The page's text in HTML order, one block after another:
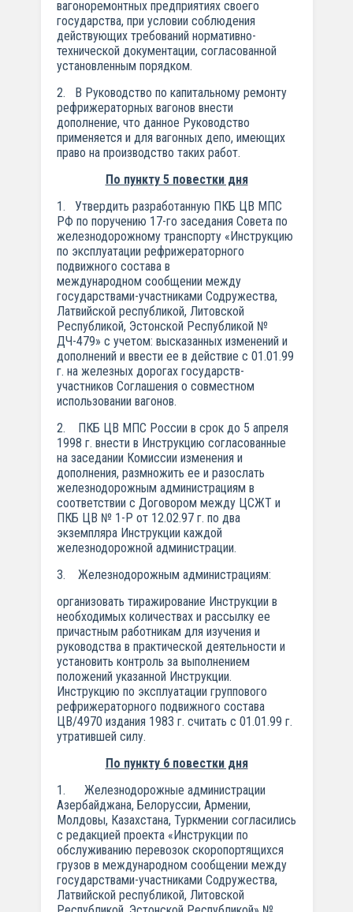
вагоноремонтных предприятиях своего
государства, при условии соблюдения
действующих требований нормативно-
технической документации, согласованной
установленным порядком.
2. В Руководство по капитальному ремонту
рефрижераторных вагонов внести
дополнение, что данное Руководство
применяется и для вагонных депо, имеющих
право на производство таких работ.
По пункту 5 повестки дня
1. Утвердить разработанную ПКБ ЦВ МПС
РФ по поручению 17-го заседания Совета по
железнодорожному транспорту «Инструкцию
по эксплуатации рефрижераторного
подвижного состава в
международном сообщении между
государствами-участниками Содружества,
Латвийской республикой, Литовской
Республикой, Эстонской Республикой №
ДЧ-479» с учетом: высказанных изменений и
дополнений и ввести ее в действие с 01.01.99
г. на железных дорогах государств-
участников Соглашения о совместном
использовании вагонов.
2. ПКБ ЦВ МПС России в срок до 5 апреля
1998 г. внести в Инструкцию согласованные
на заседании Комиссии изменения и
дополнения, размножить ее и разослать
железнодорожным администрациям в
соответствии с Договором между ЦСЖТ и
ПКБ ЦВ № 1-Р от 12.02.97 г. по два
экземпляра Инструкции каждой
железнодорожной администрации.
3. Железнодорожным администрациям:
организовать тиражирование Инструкции в
необходимых количествах и рассылку ее
причастным работникам для изучения и
руководства в практической деятельности и
установить контроль за выполнением
положений указанной Инструкции.
Инструкцию по эксплуатации группового
рефрижераторного подвижного состава
ЦВ/4970 издания 1983 г. считать с 01.01.99 г.
утратившей силу.
По пункту 6 повестки дня
1. Железнодорожные администрации
Азербайджана, Белоруссии, Армении,
Молдовы, Казахстана, Туркмении согласились
с редакцией проекта «Инструкции по
обслуживанию перевозок скоропортящихся
грузов в международном сообщении между
государствами-участниками Содружества,
Латвийской республикой, Литовской